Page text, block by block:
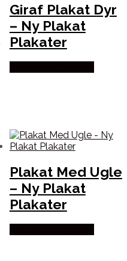
Giraf Plakat Dyr
– Ny Plakat
Plakater
Plakat Med Ugle
– Ny Plakat
Plakater